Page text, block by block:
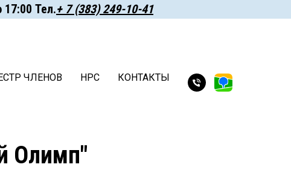
ㅤㅤㅤТел.+ 7 (383) 249-10-41
ЧЛЕНОВ НРС КОНТАКТЫ
Олимп"